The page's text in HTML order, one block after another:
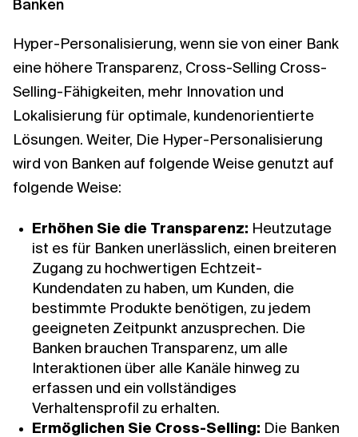
Banken
Hyper-Personalisierung, wenn sie von einer Bank
eine höhere Transparenz, Cross-Selling Cross-
Selling-Fähigkeiten, mehr Innovation und
Lokalisierung für optimale, kundenorientierte
Lösungen. Weiter, Die Hyper-Personalisierung
wird von Banken auf folgende Weise genutzt auf
folgende Weise:
Erhöhen Sie die Transparenz: Heutzutage
ist es für Banken unerlässlich, einen breiteren
Zugang zu hochwertigen Echtzeit-
Kundendaten zu haben, um Kunden, die
bestimmte Produkte benötigen, zu jedem
geeigneten Zeitpunkt anzusprechen. Die
Banken brauchen Transparenz, um alle
Interaktionen über alle Kanäle hinweg zu
erfassen und ein vollständiges
Verhaltensprofil zu erhalten.
Ermöglichen Sie Cross-Selling: Die Banken